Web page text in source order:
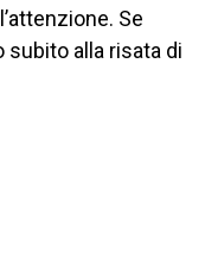
Se
alla risata di